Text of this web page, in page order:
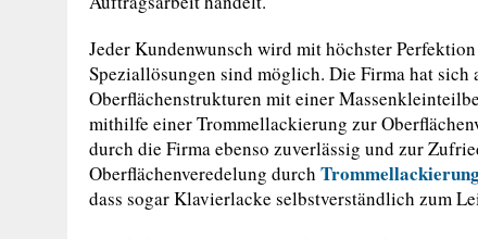
Jeder Kundenwunsch wird mit höchster
Speziallösungen sind möglich. Die Firma hat
Oberflächenstrukturen mit einer
mithilfe einer Trommellackierung zur
durch die Firma ebenso zuverlässig und zur
Oberflächenveredelung durch
dass sogar Klavierlacke selbstverständlich zum